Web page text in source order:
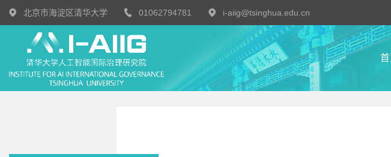
北京市海淀区清华大学 01062794781 i-aiig@tsinghua.edu.cn
首